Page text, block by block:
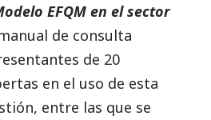
EFQM en el sector
de consulta
de 20
en el uso de esta
entre las que se